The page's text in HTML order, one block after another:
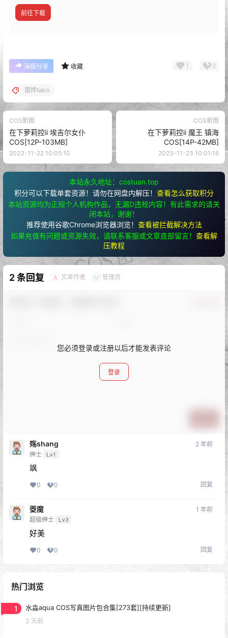
前往下载
海报分享 收藏 1 0
菌烨tako
COS新图
在下萝莉控ii 埃吉尔女仆
COS[12P-103MB]
2023-11-22 10:05:10
COS新图
在下萝莉控ii 魔王 镇海
COS[14P-42MB]
2023-11-23 10:01:16
本站永久地址：costuan.top
积分可以下载单套资源！请勿在网盘内解压！ 查看怎么获取积分
本站资源均为正规个人机构作品，无漏D违规内容！有此需求的请关
闭本站，谢谢！
推荐使用谷歌Chrome浏览器浏览！ 查看被拦截解决方法
如果充值有问题或资源失效，请联系客服或文章底部留言！ 查看解
压教程
2 条回复 A 文章作者 M 管理员
您必须登录或注册以后才能发表评论
登录
殇shang
绅士 Lv1
2 年前
飒
0 0 回复
夔魔
超级绅士 Lv3
1 年前
好美
0 0 回复
热门浏览
1 水淼aqua COS写真图片包合集[273套][持续更新]
3 天前